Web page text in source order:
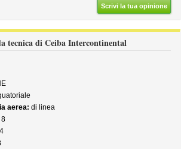
Scrivi la tua opinione
tecnica di Ceiba Intercontinental
aerea: di linea
8